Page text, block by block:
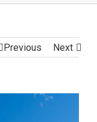
Previous Next